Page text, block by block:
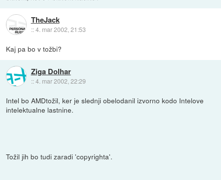
TheJack
::4. mar 2002, 21:53
Kaj pa bo v tožbi?
Ziga Dolhar
::4. mar 2002, 22:29
Intel bo AMDtožil, ker je slednji obelodanil izvorno kodo Intelove
intelektualne lastnine.
Tožil jih bo tudi zaradi 'copyrighta'.